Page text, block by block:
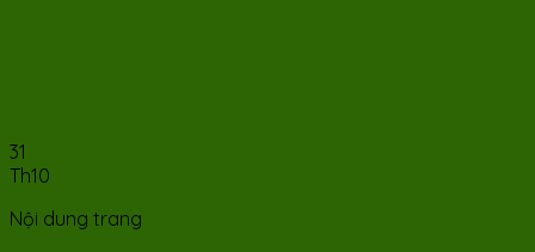
31
Th10
Nội dung trang